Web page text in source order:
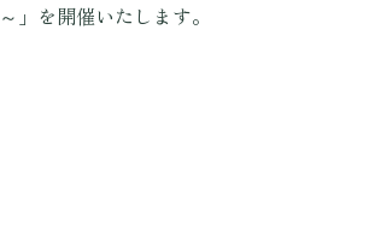
を開催いたします。